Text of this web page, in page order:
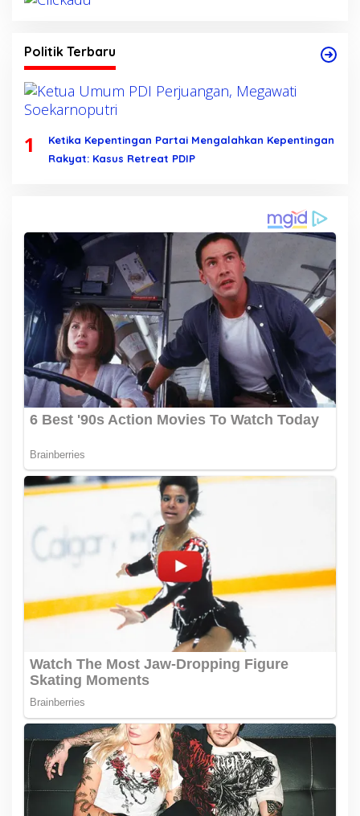
Politik Terbaru
1
Ketika Kepentingan Partai Mengalahkan Kepentingan
Rakyat: Kasus Retreat PDIP